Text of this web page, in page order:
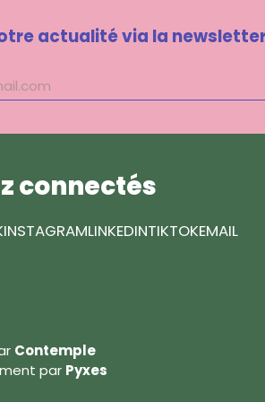
actualité via la
connectés
INSTAGRAMLINKEDINTIKTOKEMAIL
Contemple
par Pyxes